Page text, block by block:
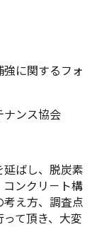
に関するフォ
ンス協会
ばし、脱炭素
ンクリ－ト構
え方、調査点
て頂き、大変